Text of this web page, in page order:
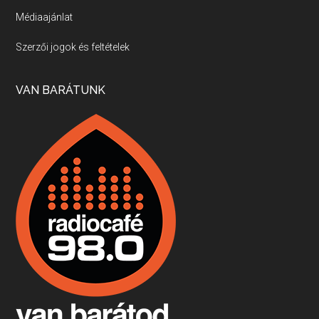
Villány, kékfrankos, Jackfall
Apr 17, 2026 • 00:35:38
Boston, teadélután, bab és homár
Apr 9, 2026 • 00:37:17
Fermentáljunk, a testünk meghálálja!
Apr 3, 2026 • 00:36:07
Médiaajánlat
Szerzői jogok és feltételek
VAN BARÁTUNK